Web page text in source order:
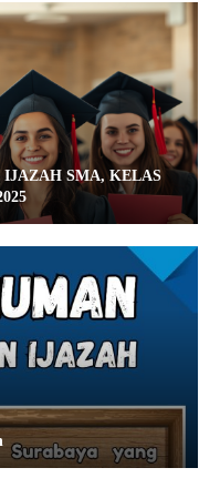
IJAZAH SMA, KELAS